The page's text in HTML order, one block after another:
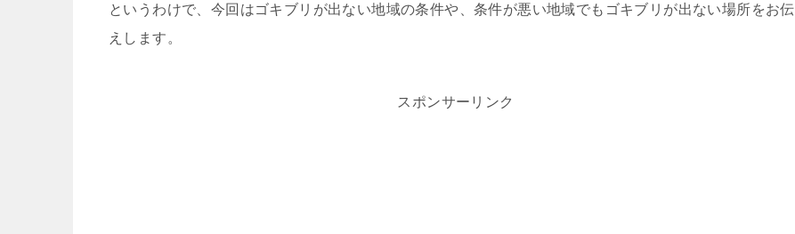
というわけで、今回はゴキブリが出ない地域の条件や、条件が悪い地域でもゴキブリが出ない場所をお伝
えします。
スポンサーリンク